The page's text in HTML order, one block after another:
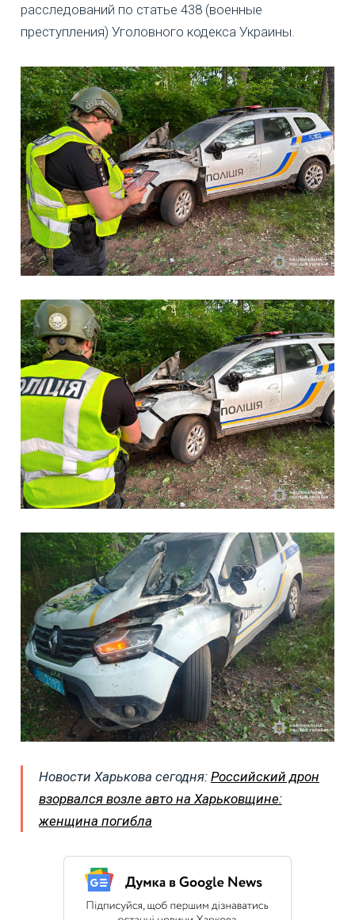
расследований по статье 438 (военные
преступления) Уголовного кодекса Украины.
Новости Харькова сегодня: Российский дрон
взорвался возле авто на Харьковщине:
женщина погибла